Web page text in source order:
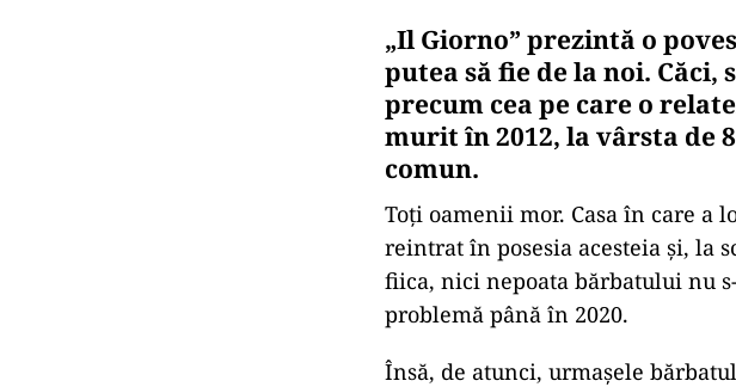
„Il Giorno” prezintă o
putea să fie de la noi.
precum cea pe care o
murit în 2012, la vârsta de
comun.
Toți oamenii mor. Casa în care
reintrat în posesia acesteia și, la
fiica, nici nepoata bărbatului nu
problemă până în 2020.
Însă, de atunci, urmașele